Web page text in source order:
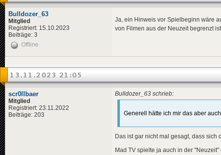
Bulldozer_63
Mitglied
Registriert: 15.10.2023
Beiträge: 3
Ja, ein Hinweis vor Spielbeginn wäre
von Filmen aus der Neuzeit begrenzt
Offline
13.11.2023 21:05
scr0llbaer
Mitglied
Registriert: 23.11.2022
Beiträge: 203
Bulldozer_63 schrieb:
Generell hätte ich mir das aber
Das ist gar nicht mal gesagt, dass
Mad TV spielte ja auch in der